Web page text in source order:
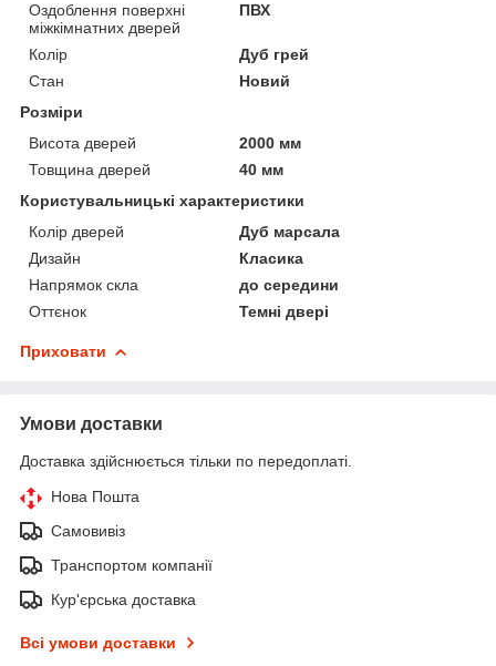
Оздоблення поверхні
міжкімнатних дверей
ПВХ
Колір
Дуб грей
Стан
Новий
Розміри
Висота дверей
2000 мм
Товщина дверей
40 мм
Користувальницькі характеристики
Колір дверей
Дуб марсала
Дизайн
Класика
Напрямок скла
до середини
Оттєнок
Темні двері
Приховати
Умови доставки
Доставка здійснюється тільки по передоплаті.
Нова Пошта
Самовивіз
Транспортом компанії
Кур'єрська доставка
Всі умови доставки